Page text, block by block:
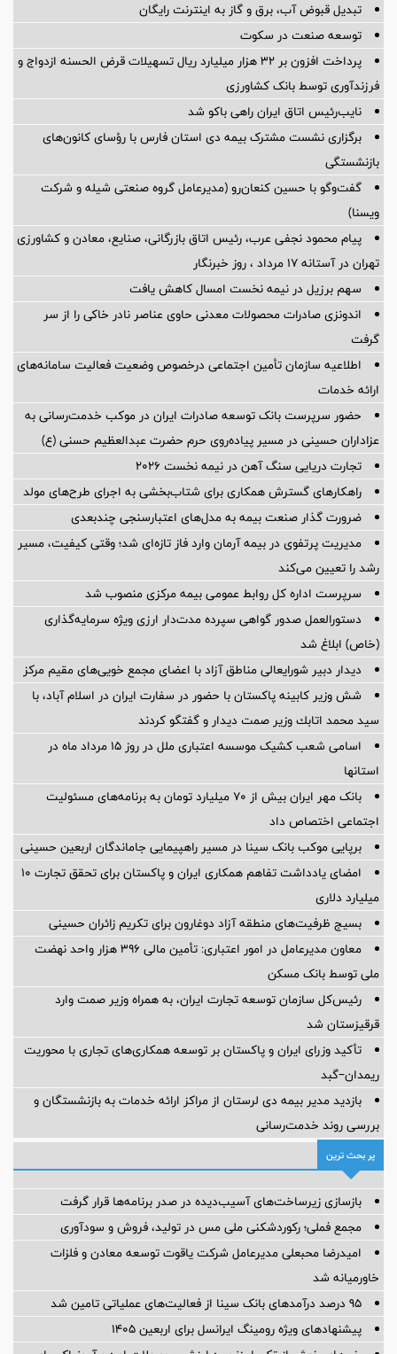
تبدیل قبوض آب، برق و گاز به اینترنت رایگان
توسعه صنعت در سکوت
پرداخت افزون بر 32 هزار میلیارد ریال تسهیلات قرض الحسنه ازدواج و
فرزندآوری توسط بانک کشاورزی
نایب‌رئیس اتاق ایران راهی باکو شد
برگزاری نشست مشترک بیمه دی استان فارس با رؤسای کانون‌های
بازنشستگی
گفت‌وگو با حسین كنعان‌رو (مدیرعامل گروه صنعتی شیله و شركت
ویسنا)
پیام محمود نجفی عرب، رئیس اتاق بازرگانی، صنایع، معادن و کشاورزی
تهران در آستانه 17 مرداد ، روز خبرنگار
سهم برزیل در نیمه نخست امسال کاهش یافت
اندونزی صادرات محصولات معدنی حاوی عناصر نادر خاکی را از سر
گرفت
اطلاعیه سازمان تأمین اجتماعی درخصوص وضعیت فعالیت سامانه‌های
ارائه خدمات
حضور سرپرست بانک توسعه صادرات ایران در موکب خدمت‌رسانی به
عزاداران حسینی در مسیر پیاده‌روی حرم حضرت عبدالعظیم حسنی (ع)
تجارت دریایی سنگ آهن در نیمه نخست ۲۰۲۶
راهکارهای گسترش همکاری برای شتاب‌بخشی به اجرای طرح‌های مولد
ضرورت گذار صنعت بیمه به مدل‌های اعتبارسنجی چندبعدی
مدیریت پرتفوی در بیمه آرمان وارد فاز تازه‌ای شد؛ وقتی کیفیت، مسیر
رشد را تعیین می‌کند
سرپرست اداره کل روابط عمومی بیمه مرکزی منصوب شد
دستورالعمل صدور گواهی سپرده مدت‌دار ارزی ویژه سرمایه‌گذاری
(خاص) ابلاغ شد
دیدار دبیر شورایعالی مناطق آزاد با اعضای مجمع خویی‌های مقیم مرکز
شش وزیر کابینه پاکستان با حضور در سفارت ایران در اسلام آباد، با
سيد محمد اتابك وزير صمت ديدار و گفتگو كردند
اسامی شعب کشیک موسسه اعتباری ملل در روز 15 مرداد ماه در
استانها
بانک مهر ایران بیش از ۷۰ میلیارد تومان به برنامه‌های مسئولیت
اجتماعی اختصاص داد
برپایی موکب بانک سینا در مسیر راهپیمایی جاماندگان اربعین حسینی
امضای یادداشت تفاهم همکاری ایران و پاکستان برای تحقق تجارت ۱۰
میلیارد دلاری
بسیج ظرفیت‌های منطقه آزاد دوغارون برای تکریم زائران حسینی
معاون مدیرعامل در امور اعتباری: تأمین مالی ۳۹۶ هزار واحد نهضت
ملی توسط بانک مسکن
رئیس‌کل سازمان توسعه تجارت ایران، به همراه وزیر صمت وارد
قرقیزستان شد
تأکید وزرای ایران و پاکستان بر توسعه همکاری‌های تجاری با محوریت
ریمدان–گبد
بازدید مدیر بیمه دی لرستان از مراکز ارائه خدمات به بازنشستگان و
بررسی روند خدمت‌رسانی
پر بحث ترین
بازسازی زیرساخت‌های آسیب‌دیده در صدر برنامه‌ها قرار گرفت
مجمع فملی؛ رکوردشکنی ملی مس در تولید، فروش و سودآوری
امیدرضا محبعلی مدیرعامل شرکت یاقوت توسعه معادن و فلزات
خاورمیانه شد
95 درصد درآمدهای بانک سینا از فعالیت‌های عملیاتی تامین شد
پیشنهادهای ویژه رومینگ ایرانسل برای اربعین ۱۴۰۵